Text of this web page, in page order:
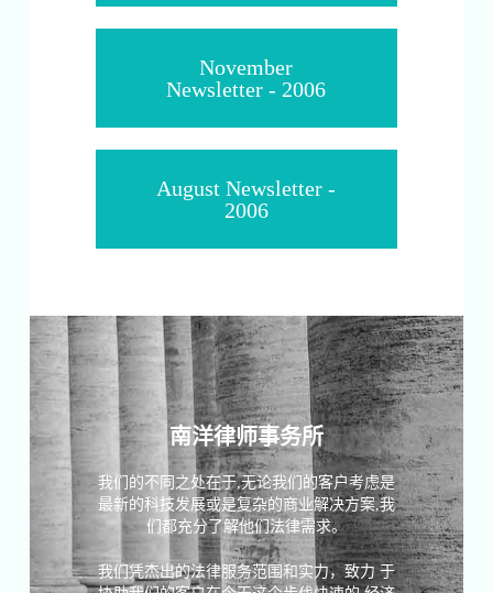
November
Newsletter - 2006
August Newsletter -
2006
南洋律师事务所
我们的不同之处在于,无论我们的客户考虑是
最新的科技发展或是复杂的商业解决方案,我
们都充分了解他们法律需求。
我们凭杰出的法律服务范围和实力，致力 于